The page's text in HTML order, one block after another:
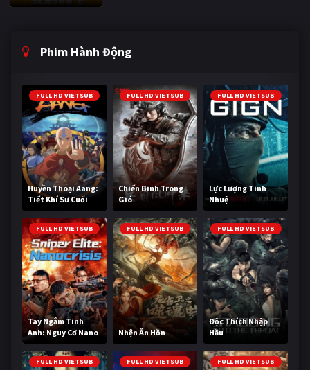
Phim Hành Động
FULL HD VIETSUB
Huyền Thoại Aang:
Tiết Khí Sư Cuối
Cùng
FULL HD VIETSUB
Chiến Binh Trong
Gió
FULL HD VIETSUB
Lực Lượng Tinh
Nhuệ
FULL HD VIETSUB
Tay Ngắm Tinh
Anh: Nguy Cơ Nano
FULL HD VIETSUB
Nhện Ăn Hồn
FULL HD VIETSUB
Độc Thích Nhập
Hầu
FULL HD VIETSUB FULL HD VIETSUB FULL HD VIETSUB